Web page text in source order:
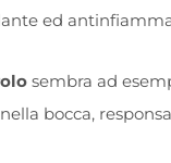
ed
sembra ad
bocca,